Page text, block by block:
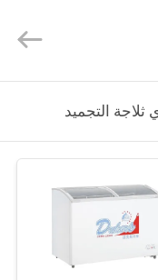
ثلاجة التجميد